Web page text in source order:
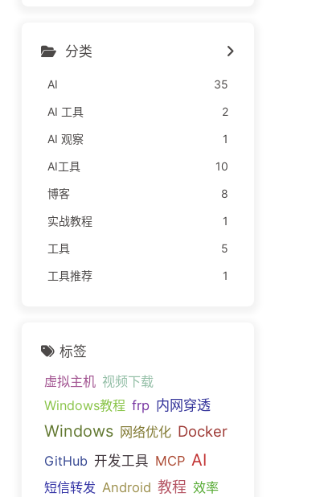
分类
AI
35
AI 工具
2
AI 观察
1
AI工具
10
博客
8
实战教程
1
工具
5
工具推荐
1
标签
虚拟主机 视频下载
Windows教程 frp 内网穿透
Windows 网络优化 Docker
GitHub 开发工具 MCP AI
短信转发 Android 教程 效率